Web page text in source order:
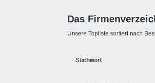
Das
Unsere Topliste sortiert nach
Stichwort